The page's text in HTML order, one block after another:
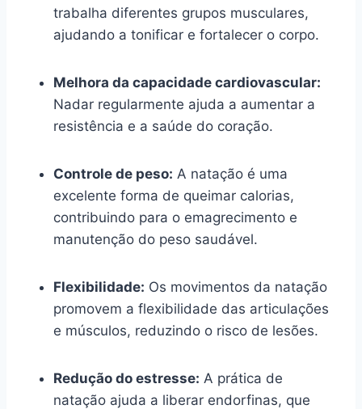
trabalha diferentes grupos musculares,
ajudando a tonificar e fortalecer o corpo.
Melhora da capacidade cardiovascular:
Nadar regularmente ajuda a aumentar a
resistência e a saúde do coração.
Controle de peso: A natação é uma
excelente forma de queimar calorias,
contribuindo para o emagrecimento e
manutenção do peso saudável.
Flexibilidade: Os movimentos da natação
promovem a flexibilidade das articulações
e músculos, reduzindo o risco de lesões.
Redução do estresse: A prática de
natação ajuda a liberar endorfinas, que